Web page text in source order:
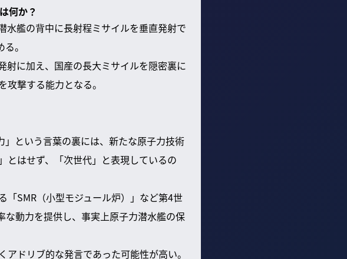
何か？
水艦の背中に長射程ミサイルを垂直発射で
。
射に加え、国産の長大ミサイルを隠密裏に
撃する能力となる。
という言葉の裏には、新たな原子力技術
とはせず、「次世代」と表現しているの
「SMR（小型モジュール炉）」など第4世
動力を提供し、事実上原子力潜水艦の保
ドリブ的な発言であった可能性が高い。